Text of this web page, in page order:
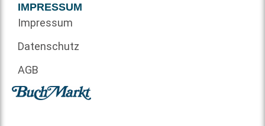
IMPRESSUM
Impressum
Datenschutz
AGB